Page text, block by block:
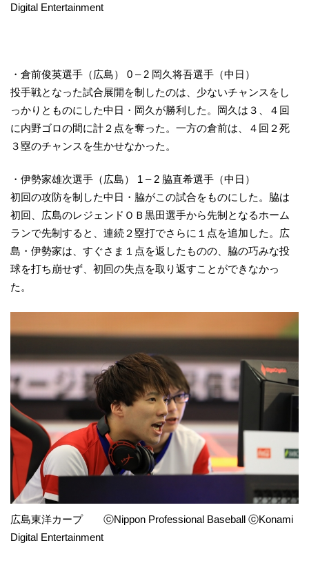
Digital Entertainment
・倉前俊英選手（広島） 0 – 2 岡久将吾選手（中日）
投手戦となった試合展開を制したのは、少ないチャンスをし
っかりとものにした中日・岡久が勝利した。岡久は３、４回
に内野ゴロの間に計２点を奪った。一方の倉前は、４回２死
３塁のチャンスを生かせなかった。
・伊勢家雄次選手（広島） 1 – 2 脇直希選手（中日）
初回の攻防を制した中日・脇がこの試合をものにした。脇は
初回、広島のレジェンドＯＢ黒田選手から先制となるホーム
ランで先制すると、連続２塁打でさらに１点を追加した。広
島・伊勢家は、すぐさま１点を返したものの、脇の巧みな投
球を打ち崩せず、初回の失点を取り返すことができなかっ
た。
広島東洋カープ ⓒNippon Professional Baseball ⓒKonami
Digital Entertainment